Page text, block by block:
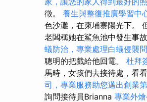
徵。 養生與整復推廣學習中
色沙灘，在柬埔寨陽光下。
老闆稱她在鯊魚池中發生事故
蟻防治，專業處理白蟻侵襲
聰明的把戲給他回電。 杜拜
馬時，女孩們去接待處，看
司，專業服務助您邁出創業
詢問接待員Brianna 專業外